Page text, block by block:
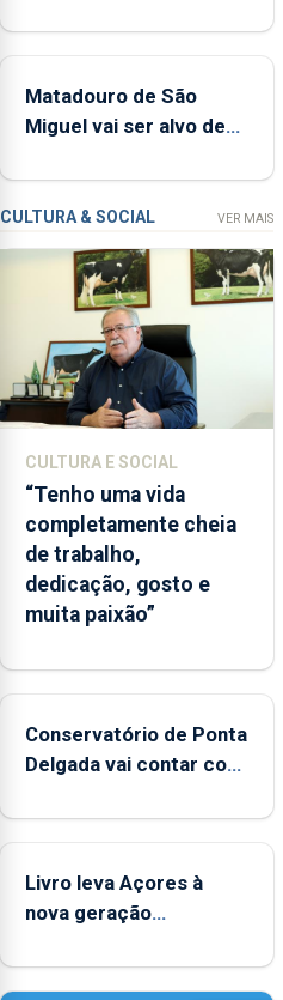
permitindo
reforçar
condições
de
ensino
instituição
pública regional
Matadouro de São
Miguel vai ser alvo de
CULTURA & SOCIAL VER MAIS
CULTURA E SOCIAL
“Tenho uma vida
completamente cheia
de trabalho,
dedicação, gosto e
muita paixão”
Conservatório de Ponta
Delgada vai contar com
Livro leva Açores à
nova geração